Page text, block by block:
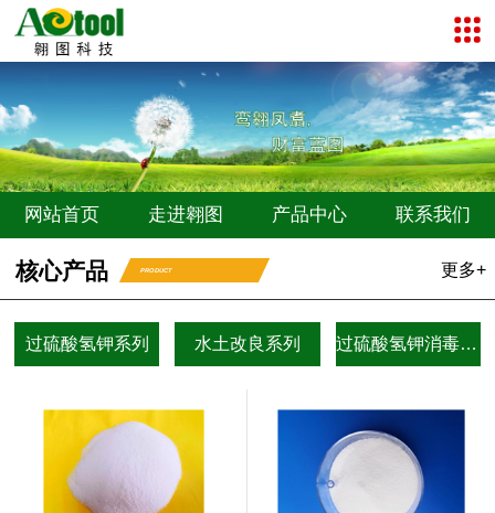
网站首页 走进翱图 产品中心 联系我们
更多+
核心产品 PRODUCT
过硫酸氢钾系列 水土改良系列 过硫酸氢钾消毒剂系列